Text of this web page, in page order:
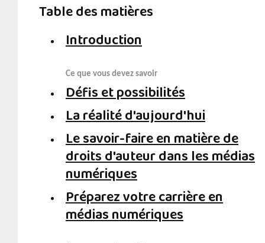
Table des matières
Introduction
Ce que vous devez savoir
Défis et possibilités
La réalité d'aujourd'hui
Le savoir-faire en matière de
droits d'auteur dans les médias
numériques
Préparez votre carrière en
médias numériques